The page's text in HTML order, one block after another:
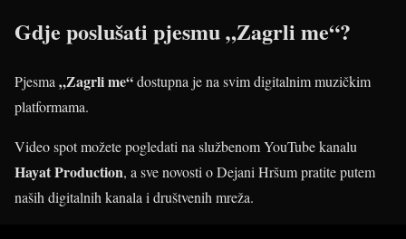
Gdje poslušati pjesmu „Zagrli me“?
Pjesma „Zagrli me“dostupna je na svim digitalnim muzičkim
platformama.
Video spot možete pogledati na službenom YouTube kanalu
Hayat Production, a sve novosti o Dejani Hršum pratite putem
naših digitalnih kanala i društvenih mreža.